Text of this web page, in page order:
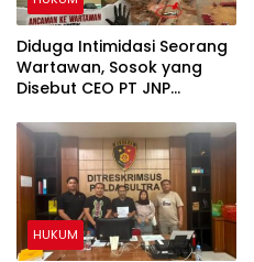
Diduga Intimidasi Seorang
Wartawan, Sosok yang
Disebut CEO PT JNP
Kolaka
HUKUM